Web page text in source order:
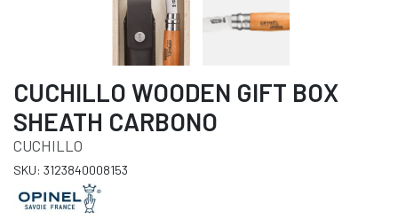
CUCHILLO WOODEN GIFT BOX
SHEATH CARBONO
CUCHILLO
SKU: 3123840008153